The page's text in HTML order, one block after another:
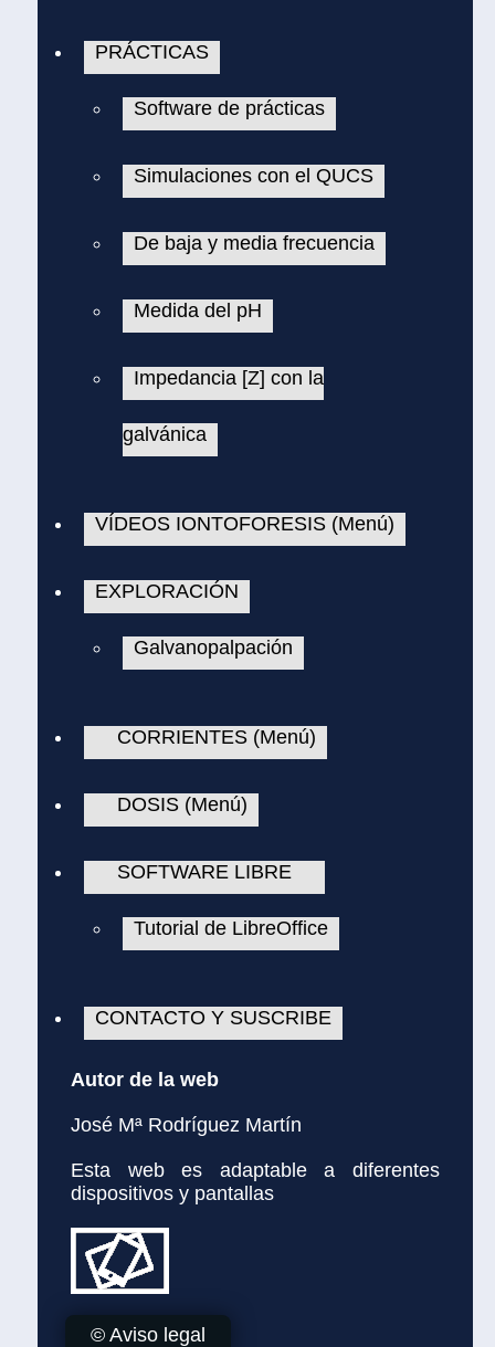
PRÁCTICAS
Software de prácticas
Simulaciones con el QUCS
De baja y media frecuencia
Medida del pH
Impedancia [Z] con la
galvánica
VÍDEOS IONTOFORESIS (Menú)
EXPLORACIÓN
Galvanopalpación
CORRIENTES (Menú)
DOSIS (Menú)
SOFTWARE LIBRE
Tutorial de LibreOffice
CONTACTO Y SUSCRIBE
Autor de la web
José Mª Rodríguez Martín
Esta web es adaptable a diferentes
dispositivos y pantallas
© Aviso legal